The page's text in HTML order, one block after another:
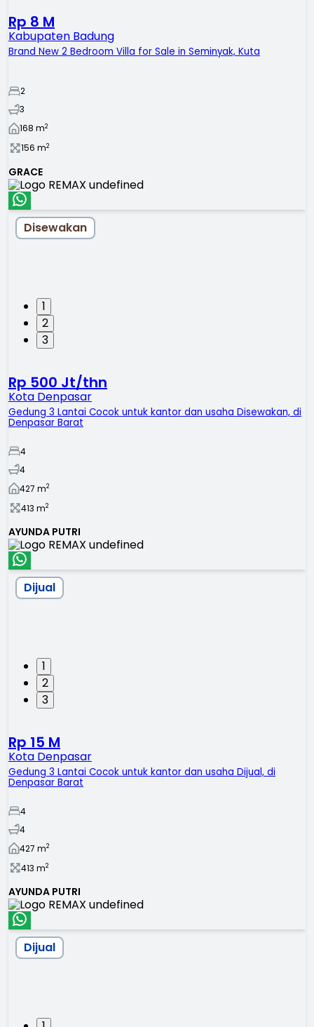
Rp 8 M
Kabupaten Badung
Brand New 2 Bedroom Villa for Sale in Seminyak, Kuta
2
3
168 m2
156 m2
GRACE
1
2
3
Disewakan
Rp 500 Jt/thn
Kota Denpasar
Gedung 3 Lantai Cocok untuk kantor dan usaha Disewakan, di
Denpasar Barat
4
4
427 m2
413 m2
AYUNDA PUTRI
1
2
3
Dijual
Rp 15 M
Kota Denpasar
Gedung 3 Lantai Cocok untuk kantor dan usaha Dijual, di
Denpasar Barat
4
4
427 m2
413 m2
AYUNDA PUTRI
Dijual